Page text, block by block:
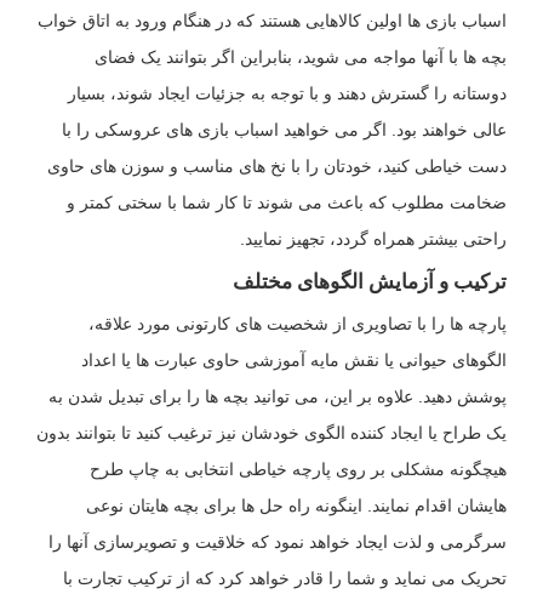
اسباب بازی ها اولین کالاهایی هستند که در هنگام ورود به اتاق خواب
بچه ها با آنها مواجه می شوید، بنابراین اگر بتوانند یک فضای
دوستانه را گسترش دهند و با توجه به جزئیات ایجاد شوند، بسیار
عالی خواهند بود. اگر می خواهید اسباب بازی های عروسکی را با
دست خیاطی کنید، خودتان را با نخ های مناسب و سوزن های حاوی
ضخامت مطلوب که باعث می شوند تا کار شما با سختی کمتر و
راحتی بیشتر همراه گردد، تجهیز نمایید.
ترکیب و آزمایش الگوهای مختلف
پارچه ها را با تصاویری از شخصیت های کارتونی مورد علاقه،
الگوهای حیوانی یا نقش مایه آموزشی حاوی عبارت ها یا اعداد
پوشش دهید. علاوه بر این، می توانید بچه ها را برای تبدیل شدن به
یک طراح یا ایجاد کننده الگوی خودشان نیز ترغیب کنید تا بتوانند بدون
هیچگونه مشکلی بر روی پارچه خیاطی انتخابی به چاپ طرح
هایشان اقدام نمایند. اینگونه راه حل ها برای بچه هایتان نوعی
سرگرمی و لذت ایجاد خواهد نمود که خلاقیت و تصویرسازی آنها را
تحریک می نماید و شما را قادر خواهد کرد که از ترکیب تجارت با